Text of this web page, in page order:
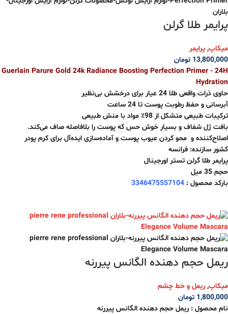
پرایمر طلا گرلن
میکاپ, پرایمر
13,800,000 تومان
Guerlain Parure Gold 24k Radiance Boosting Perfection Primer - 24H
Hydration
حاوی ذرات واقعی طلا 24 عیار برای درخشش بی‌نظیر
آبرسانی و حفظ رطوبت پوست تا 24 ساعت
ترکیبات طبیعی متشکل از 98٪ مواد با منش طبیعی
بافت ژل شفاف و بسیار خوش حس که پوست را بلافاصله صاف می‌کند.
اصلاح‌کننده و محو کردن عیوب پوست و آماده‌سازی ایده‌آل برای کرم پودر
کشور سازنده: فرانسه
پرایمر طلا گرلن تستر اورجینال
حجم 35 میل
بارکد محصول : 3346475557104
ریمل حجم دهنده الگانس پیررنه
میکاپ, ریمل و خط چشم
1,800,000 تومان
نام محصول : ریمل حجم دهنده الگانس پیررنه